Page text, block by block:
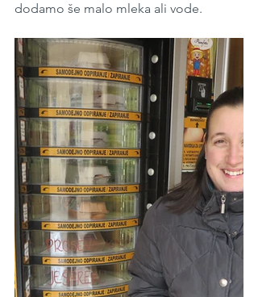
dodamo še malo mleka ali vode.